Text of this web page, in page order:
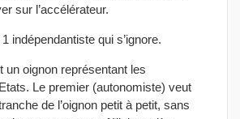
sur l’accélérateur.
indépendantiste qui s’ignore.
un oignon représentant les
Le premier (autonomiste) veut
de l’oignon petit à petit, sans